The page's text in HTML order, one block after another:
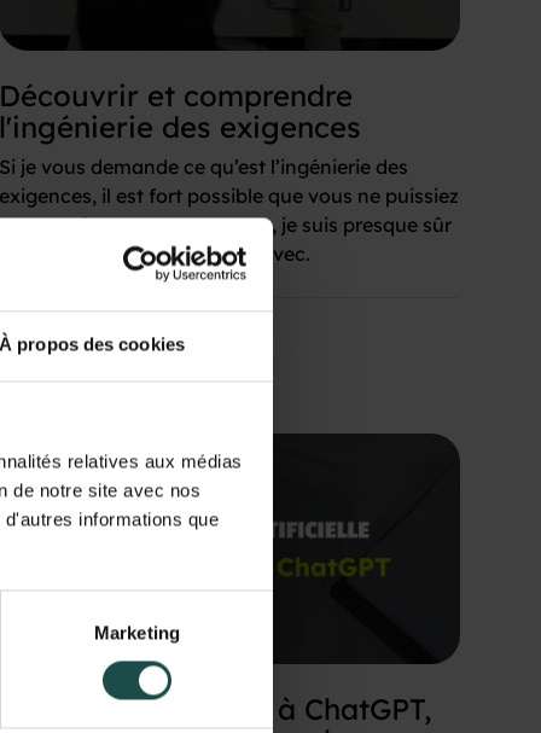
À propos des cookies
relatives aux médias
de notre site avec nos
informations que
Marketing
Découvrir et comprendre
l'ingénierie des exigences
Si je vous demande ce qu’est l’ingénierie des
exigences, il est fort possible que vous ne puissiez
me répondre. Et pourtant, je suis presque sûr
que vous avez déjà travaillé avec.
En savoir plus
L'IA : De Deep Blue à ChatGPT,